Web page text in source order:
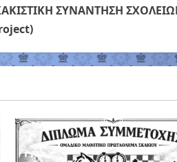
ΣΥΝΑΝΤΗΣΗ